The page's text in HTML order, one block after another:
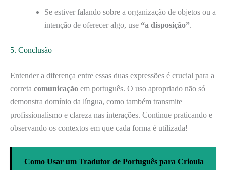
Se estiver falando sobre a organização de objetos ou a
intenção de oferecer algo, use “a disposição”.
5. Conclusão
Entender a diferença entre essas duas expressões é crucial para a
correta comunicação em português. O uso apropriado não só
demonstra domínio da língua, como também transmite
profissionalismo e clareza nas interações. Continue praticando e
observando os contextos em que cada forma é utilizada!
Como Usar um Tradutor de Português para Crioula